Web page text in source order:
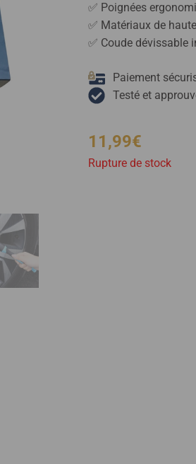
✅ Poignées
✅ Matériaux de
✅ Coude dévissable
Paiement
Testé et
11,99€
Rupture de stock